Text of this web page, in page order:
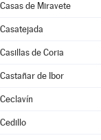
Casas de Miravete
Casatejada
Casillas de Coria
Castañar de Ibor
Ceclavín
Cedillo